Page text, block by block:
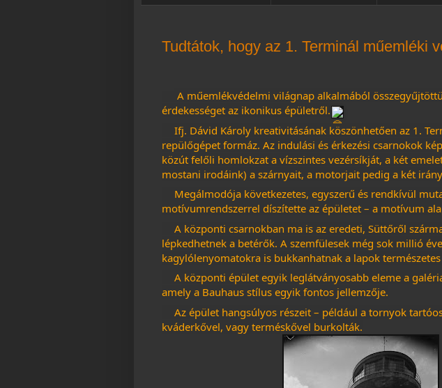
Tudtátok, hogy az 1. Terminál műemléki
A műemlékvédelmi világnap alkalmából
érdekességet az ikonikus épületről.
Ifj. Dávid Károly kreativitásának köszönhetően az 1.
repülőgépet formáz. Az indulási és érkezési csarnokok
közút felőli homlokzat a vízszintes vezérsíkját, a két
mostani irodáink) a szárnyait, a motorjait pedig a két
Megálmodója következetes, egyszerű és rendkívül
motívumrendszerrel díszítette az épületet – a motívum
A központi csarnokban ma is az eredeti, Süttőről
lépkedhetnek a betérők. A szemfülesek még sok millió
kagylólenyomatokra is bukkanhatnak a lapok
A központi épület egyik leglátványosabb eleme a
amely a Bauhaus stílus egyik fontos jellemzője.
Az épület hangsúlyos részeit – például a tornyok
kváderkővel, vagy terméskővel burkolták.